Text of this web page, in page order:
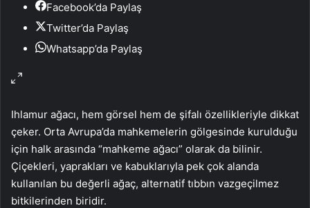
Facebook’da Paylaş
Twitter’da Paylaş
Whatsapp’da Paylaş
Ihlamur ağacı, hem görsel hem de şifalı özellikleriyle dikkat
çeker. Orta Avrupa’da mahkemelerin gölgesinde kurulduğu
için halk arasında “mahkeme ağacı” olarak da bilinir.
Çiçekleri, yaprakları ve kabuklarıyla pek çok alanda
kullanılan bu değerli ağaç, alternatif tıbbın vazgeçilmez
bitkilerinden biridir.